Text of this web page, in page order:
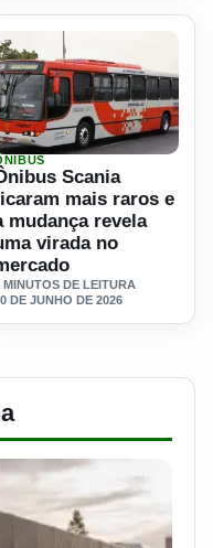
premiados, mas
materia: Ônibus
Scania
mais raros e
mudança revela
virada no
MINUTOS DE LEITURA
DE JUNHO DE 2026